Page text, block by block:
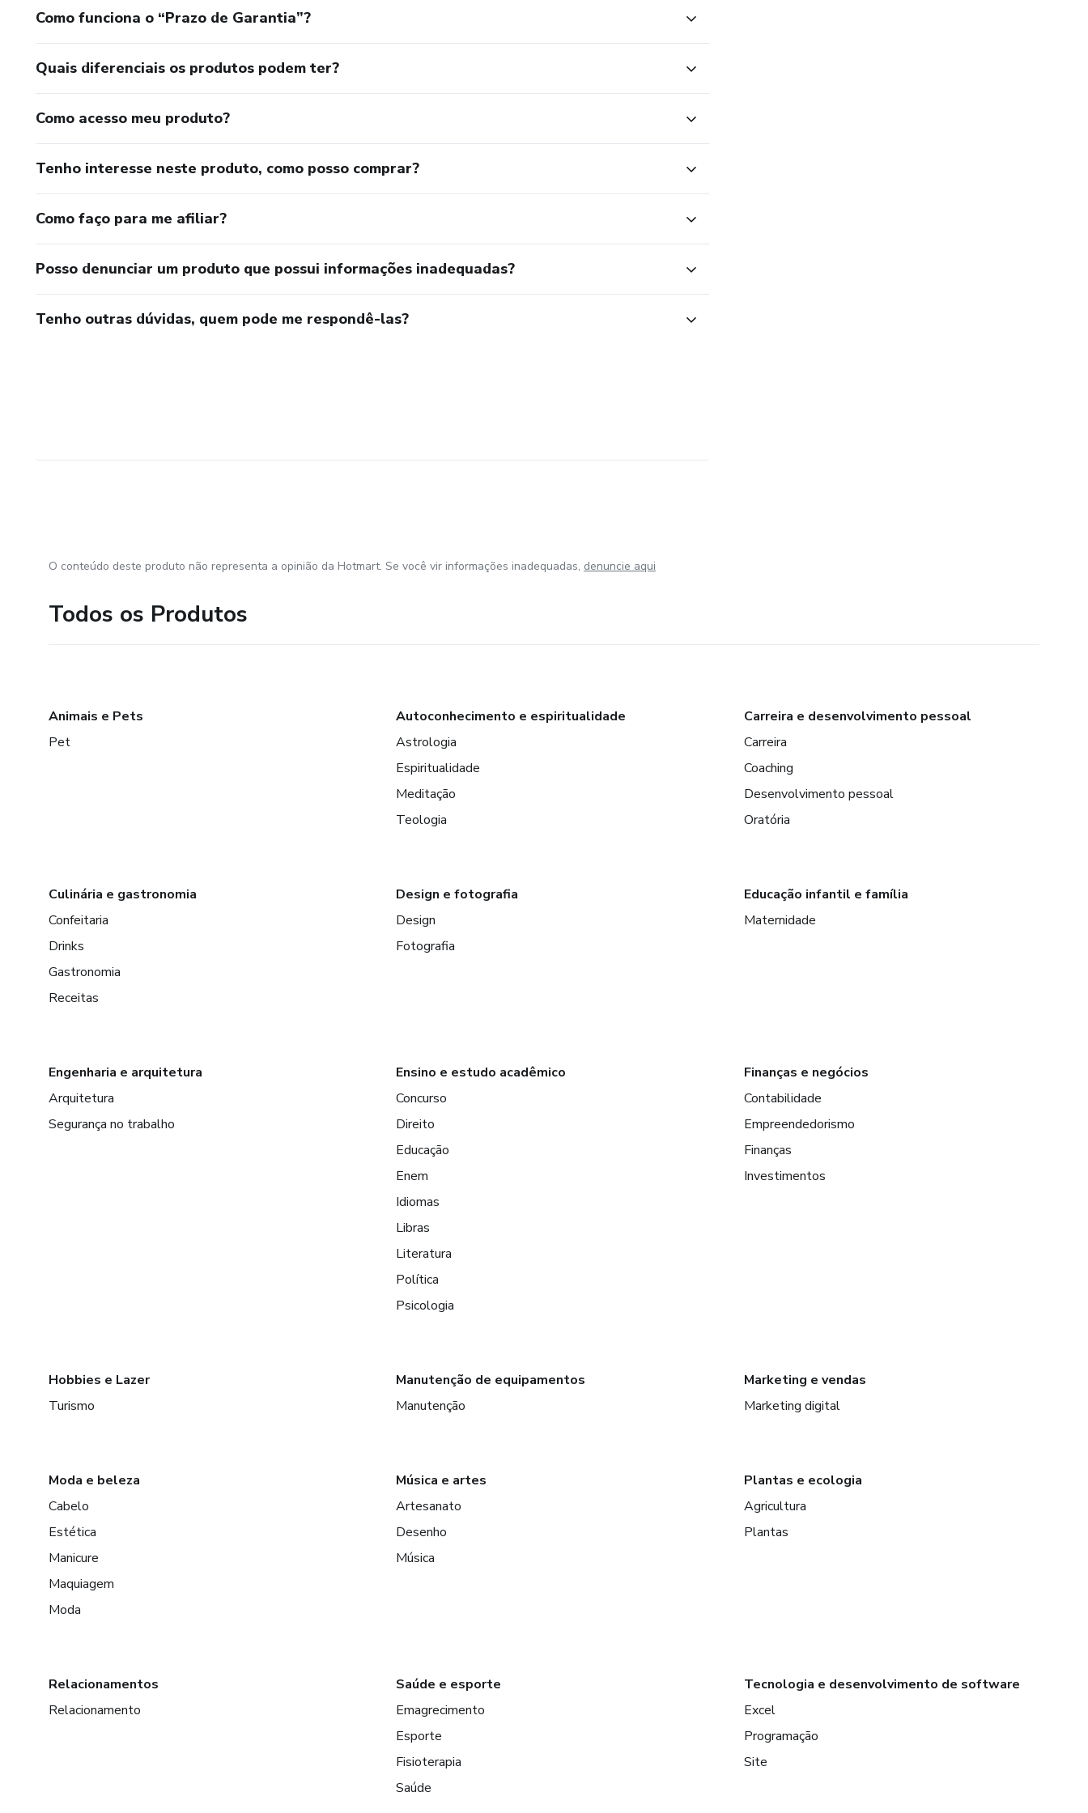
Como funciona o “Prazo de Garantia”?
Quais diferenciais os produtos podem ter?
Como acesso meu produto?
Tenho interesse neste produto, como posso comprar?
Como faço para me afiliar?
Posso denunciar um produto que possui informações inadequadas?
Tenho outras dúvidas, quem pode me respondê-las?
O conteúdo deste produto não representa a opinião da Hotmart. Se você vir informações inadequadas, denuncie aqui
Todos os Produtos
Animais e Pets
Pet
Autoconhecimento e espiritualidade
Astrologia
Espiritualidade
Meditação
Teologia
Carreira e desenvolvimento pessoal
Carreira
Coaching
Desenvolvimento pessoal
Oratória
Culinária e gastronomia
Confeitaria
Drinks
Gastronomia
Receitas
Design e fotografia
Design
Fotografia
Educação infantil e família
Maternidade
Engenharia e arquitetura
Arquitetura
Segurança no trabalho
Ensino e estudo acadêmico
Concurso
Direito
Educação
Enem
Idiomas
Libras
Literatura
Política
Psicologia
Finanças e negócios
Contabilidade
Empreendedorismo
Finanças
Investimentos
Hobbies e Lazer
Turismo
Manutenção de equipamentos
Manutenção
Marketing e vendas
Marketing digital
Moda e beleza
Cabelo
Estética
Manicure
Maquiagem
Moda
Música e artes
Artesanato
Desenho
Música
Plantas e ecologia
Agricultura
Plantas
Relacionamentos
Relacionamento
Saúde e esporte
Emagrecimento
Esporte
Fisioterapia
Saúde
Tecnologia e desenvolvimento de software
Excel
Programação
Site